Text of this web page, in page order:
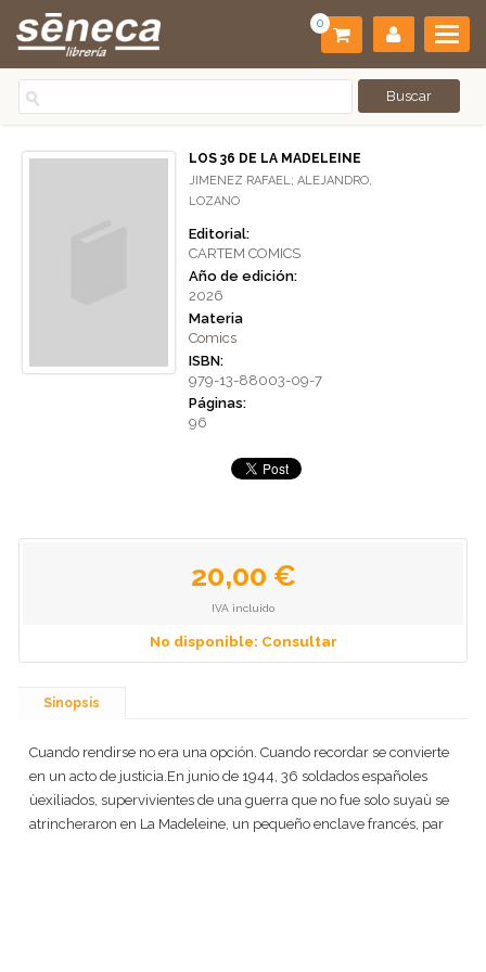
0
LOS 36 DE LA MADELEINE
JIMENEZ RAFAEL; ALEJANDRO,
LOZANO
Editorial:
CARTEM COMICS
Año de edición:
2026
Materia
Comics
ISBN:
979-13-88003-09-7
Páginas:
96
20,00 €
IVA incluido
No disponible: Consultar
Sinopsis
Cuando rendirse no era una opción. Cuando recordar se convierte
en un acto de justicia.En junio de 1944, 36 soldados españoles
ùexiliados, supervivientes de una guerra que no fue solo suyaù se
atrincheraron en La Madeleine, un pequeño enclave francés, par